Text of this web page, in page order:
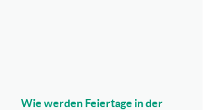
Wie werden Feiertage in der